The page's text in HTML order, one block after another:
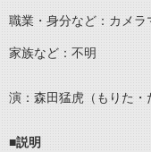
職業・身分など：カメラ
家族など：不明
演：森田猛虎（もりた・
■説明